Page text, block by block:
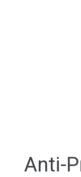
Anti-